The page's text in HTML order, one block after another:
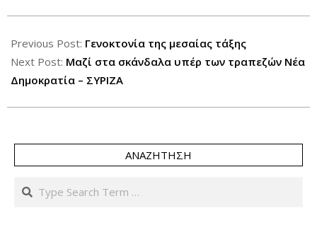
02-
05
Previous Post: Γενοκτονία της μεσαίας τάξης
Next Post: Μαζί στα σκάνδαλα υπέρ των τραπεζών Νέα
Δημοκρατία – ΣΥΡΙΖΑ
ΑΝΑΖΉΤΗΣΗ
Search